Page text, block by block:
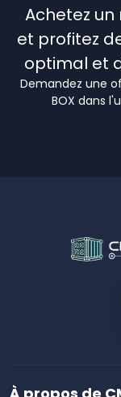
Achetez
et profitez
optimal et
Demandez une
BOX dans